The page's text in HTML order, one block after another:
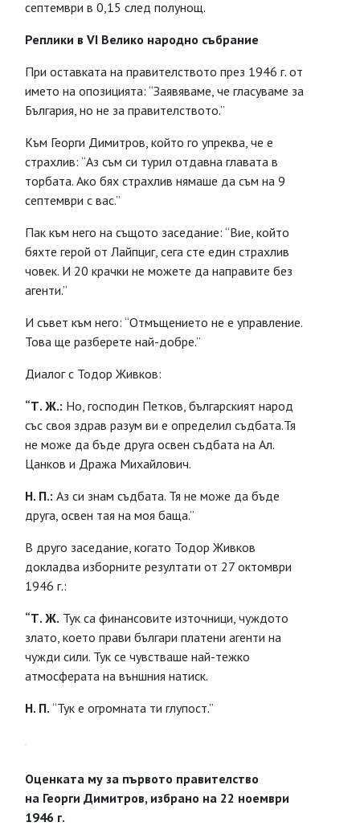
септември в 0,15 след полунощ.
Реплики в VI Велико народно събрание
При оставката на правителството през 1946 г. от
името на опозицията: “Заявяваме, че гласуваме за
България, но не за правителството.”
Към Георги Димитров, който го упреква, че е
страхлив: “Аз съм си турил отдавна главата в
торбата. Ако бях страхлив нямаше да съм на 9
септември с вас.”
Пак към него на същото заседание: “Вие, който
бяхте герой от Лайпциг, сега сте един страхлив
човек. И 20 крачки не можете да направите без
агенти.”
И съвет към него: “Отмъщението не е управление.
Това ще разберете най-добре.”
Диалог с Тодор Живков:
“Т. Ж.: Но, господин Петков, българският народ
със своя здрав разум ви е определил съдбата.Тя
не може да бъде друга освен съдбата на Ал.
Цанков и Дража Михайлович.
Н. П.: Аз си знам съдбата. Тя не може да бъде
друга, освен тая на моя баща.”
В друго заседание, когато Тодор Живков
докладва изборните резултати от 27 октомври
1946 г.:
“Т. Ж. Тук са финансовите източници, чуждото
злато, което прави българи платени агенти на
чужди сили. Тук се чувстваше най-тежко
атмосферата на външния натиск.
Н. П. “Тук е огромната ти глупост.”
Оценката му за първото правителство
на Георги Димитров, избрано на 22 ноември
1946 г.